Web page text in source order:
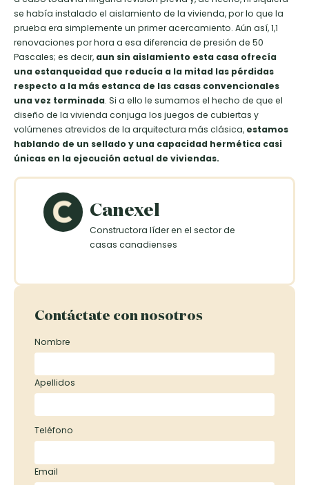
se había instalado el aislamiento de la vivienda, por lo que la
prueba era simplemente un primer acercamiento. Aún así, 1,1
renovaciones por hora a esa diferencia de presión de 50
Pascales; es decir, aun sin aislamiento esta casa ofrecía
una estanqueidad que reducía a la mitad las pérdidas
respecto a la más estanca de las casas convencionales
una vez terminada. Si a ello le sumamos el hecho de que el
diseño de la vivienda conjuga los juegos de cubiertas y
volúmenes atrevidos de la arquitectura más clásica, estamos
hablando de un sellado y una capacidad hermética casi
únicas en la ejecución actual de viviendas.
Canexel
Constructora líder en el sector de
casas canadienses
Contáctate con nosotros
Nombre
Apellidos
Teléfono
Email